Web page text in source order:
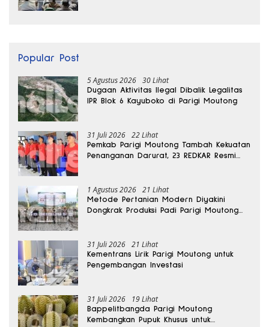
Popular Post
5 Agustus 2026 30 Lihat
Dugaan Aktivitas Ilegal Dibalik Legalitas
IPR Blok 6 Kayuboko di Parigi Moutong
31 Juli 2026 22 Lihat
Pemkab Parigi Moutong Tambah Kekuatan
Penanganan Darurat, 23 REDKAR Resmi
1 Agustus 2026 21 Lihat
Metode Pertanian Modern Diyakini
Dongkrak Produksi Padi Parigi Moutong
31 Juli 2026 21 Lihat
Kementrans Lirik Parigi Moutong untuk
Pengembangan Investasi
31 Juli 2026 19 Lihat
Bappelitbangda Parigi Moutong
Kembangkan Pupuk Khusus untuk